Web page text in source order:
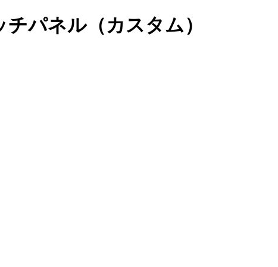
パネル（カスタム）